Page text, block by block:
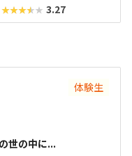
★★★★★ 3.27
体験生
世の中に...